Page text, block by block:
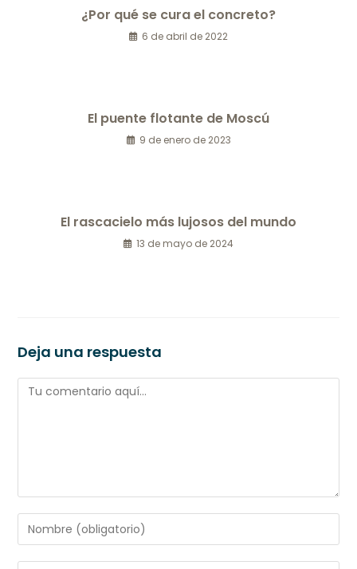
¿Por qué se cura el concreto?
6 de abril de 2022
El puente flotante de Moscú
9 de enero de 2023
El rascacielo más lujosos del mundo
13 de mayo de 2024
Deja una respuesta